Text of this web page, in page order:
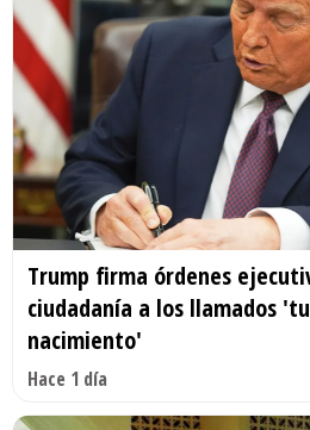
Trump firma órdenes
ciudadanía a los llamados
nacimiento'
Hace 1 día